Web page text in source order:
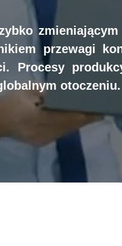
przewagi
Procesy
otoczeniu.